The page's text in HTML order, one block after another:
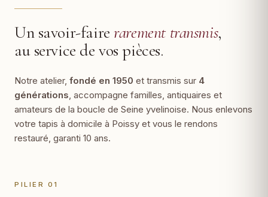
Un savoir-fairerarement transmis,
au service de vos pièces.
Notre atelier, fondé en 1950 et transmis sur 4
générations , accompagne familles, antiquaires et
amateurs de la boucle de Seine yvelinoise. Nous enlevons
votre tapis à domicile à Poissy et vous le rendons
restauré, garanti 10 ans.
PILIER 01